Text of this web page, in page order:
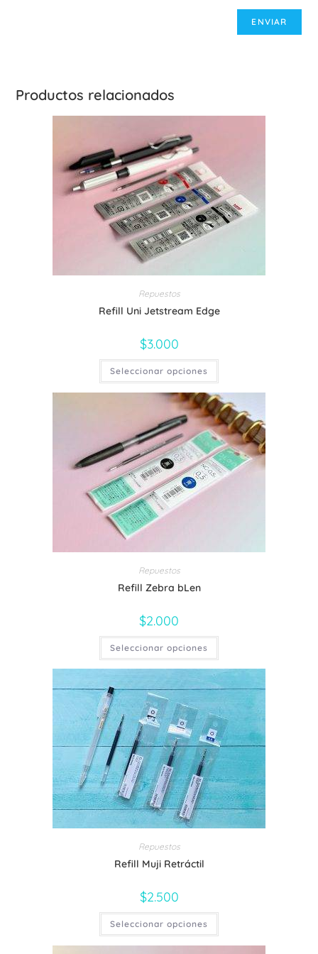
Productos relacionados
Repuestos
Refill Uni Jetstream Edge
$3.000
Seleccionar opciones
Este
tiene
múltiples
variantes.
Las
opciones
se
pueden
elegir
en
la
página
Repuestos
Refill Zebra bLen
$2.000
Seleccionar opciones
Este
tiene
múltiples
Las
opciones
se
pueden
elegir
en
la
página
de
producto
Repuestos
Refill Muji Retráctil
$2.500
Seleccionar opciones
Este
tiene
múltiples